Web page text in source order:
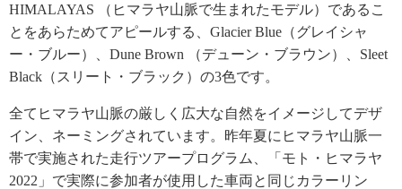
HIMALAYAS （ヒマラヤ山脈で生まれたモデル）であるこ
とをあらためてアピールする、Glacier Blue（グレイシャ
ー・ブルー）、Dune Brown （デューン・ブラウン）、Sleet
Black（スリート・ブラック）の3色です。
全てヒマラヤ山脈の厳しく広大な自然をイメージしてデザ
イン、ネーミングされています。昨年夏にヒマラヤ山脈一
帯で実施された走行ツアープログラム、「モト・ヒマラヤ
2022」で実際に参加者が使用した車両と同じカラーリン